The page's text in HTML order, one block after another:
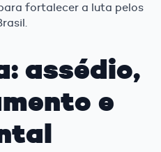
fortalecer a luta pelos
assédio,
e